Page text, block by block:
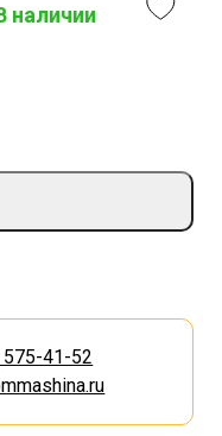
наличии
575-41-52